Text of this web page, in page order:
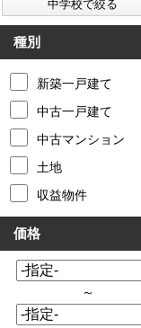
種別
新築一戸建て
中古一戸建て
中古マンション
土地
収益物件
価格
～